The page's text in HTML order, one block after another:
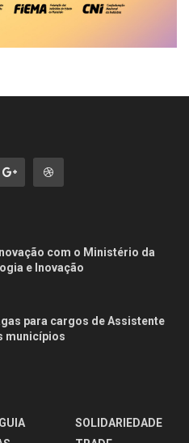
com o Ministério da
e Inovação
para cargos de Assistente
municípios
SOLIDARIEDADE